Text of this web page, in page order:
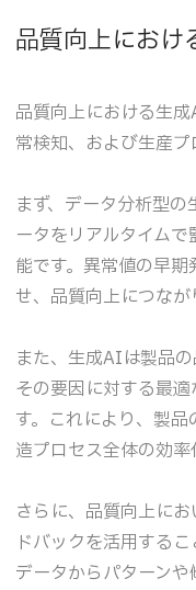
品質向上におけ
品質向上における生
常検知、および生産プ
まず、データ分析型
ータをリアルタイム
能です。異常値の早
せ、品質向上につなが
また、生成AIは製品の
その要因に対する最
す。これにより、製
造プロセス全体の効率
さらに、品質向上に
ドバックを活用する
データからパターン